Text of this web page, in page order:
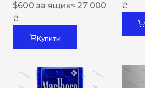
$600 за ящик≈ 27 000
₴
Купити
₴